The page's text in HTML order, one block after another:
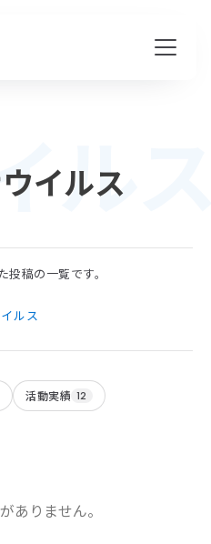
ル
イルス
稿の一覧です。
ルス
活動実績 12
ありません。